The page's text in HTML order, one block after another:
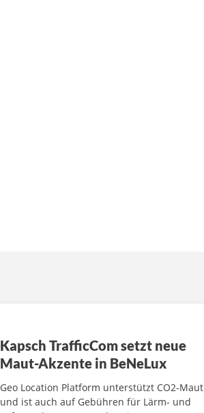
Kapsch TrafficCom setzt neue
Maut-Akzente in BeNeLux
Geo Location Platform unterstützt CO2-Maut
und ist auch auf Gebühren für Lärm- und